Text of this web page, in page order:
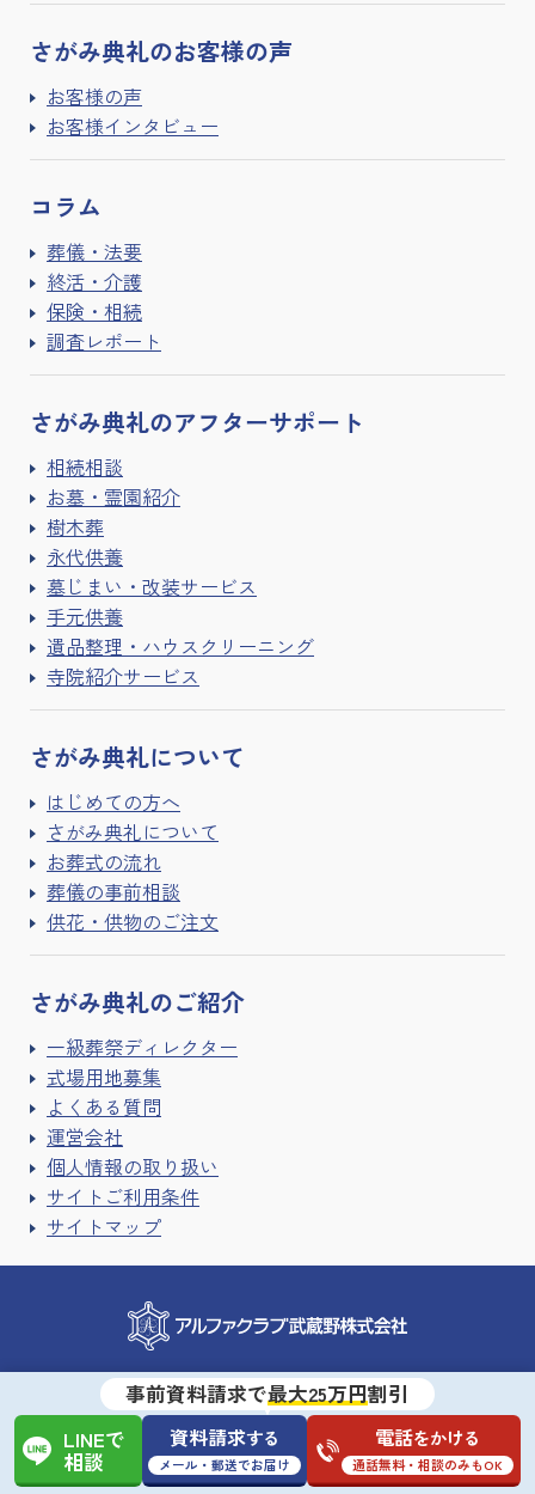
さがみ典礼のお客様の声
お客様の声
お客様インタビュー
コラム
葬儀・法要
終活・介護
保険・相続
調査レポート
さがみ典礼のアフターサポート
相続相談
お墓・霊園紹介
樹木葬
永代供養
墓じまい・改装サービス
手元供養
遺品整理・ハウスクリーニング
寺院紹介サービス
さがみ典礼について
はじめての方へ
さがみ典礼について
お葬式の流れ
葬儀の事前相談
供花・供物のご注文
さがみ典礼のご紹介
一級葬祭ディレクター
式場用地募集
よくある質問
運営会社
個人情報の取り扱い
サイトご利用条件
サイトマップ
〒330-0855埼玉県さいたま市大宮区上小町535
TEL :048-650-3030 https://www.alphaclub.co.jp/
事前資料請求で最大25万円割引
LINEで
相談
資料請求する
メール・郵送でお届け
電話をかける
通話無料・相談のみもOK